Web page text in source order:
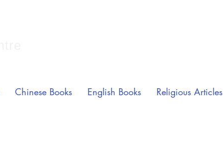
Chinese Books English Books Religious Articles